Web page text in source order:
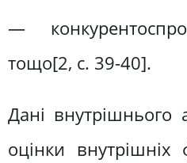
—
тощо[2, c. 39-40].
Дані внутрішнього
оцінки внутрішніх